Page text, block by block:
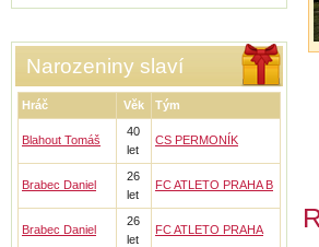
Narozeniny slaví
Hráč Věk Tým
Blahout Tomáš
40
let
CS PERMONÍK
Brabec Daniel
26
let
FC ATLETO PRAHA B
Brabec Daniel
26
let
FC ATLETO PRAHA